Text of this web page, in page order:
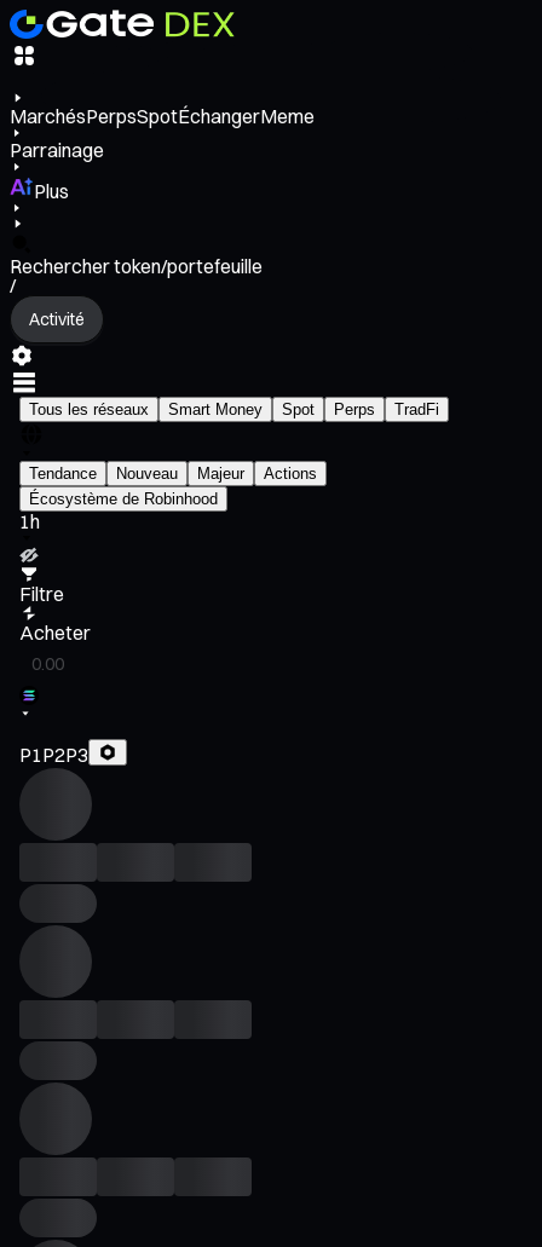
MarchésPerpsSpotÉchangerMeme
Parrainage
Plus
Rechercher token/portefeuille
/
Activité
Tous les réseaux Smart Money Spot Perps TradFi
Tendance Nouveau Majeur
Actions
Écosystème de Robinhood
1h
Filtre
Acheter
P1P2P3